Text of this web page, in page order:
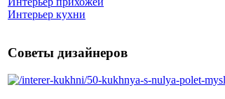
Интерьер кухни
Советы дизайнеров